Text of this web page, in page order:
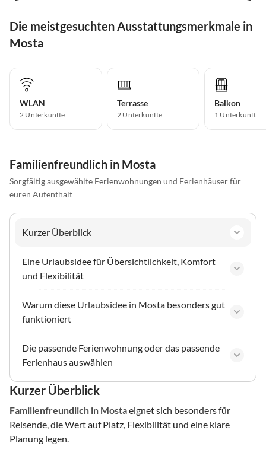
Die meistgesuchten Ausstattungsmerkmale in
Mosta
WLAN
2 Unterkünfte
Terrasse
2 Unterkünfte
Balkon
1 Unterkunft
Familienfreundlich in Mosta
Sorgfältig ausgewählte Ferienwohnungen und Ferienhäuser für
euren Aufenthalt
Kurzer Überblick
Eine Urlaubsidee für Übersichtlichkeit, Komfort
und Flexibilität
Warum diese Urlaubsidee in Mosta besonders gut
funktioniert
Die passende Ferienwohnung oder das passende
Ferienhaus auswählen
Kurzer Überblick
Familienfreundlich in Mostaeignet sich besonders für
Reisende, die Wert auf Platz, Flexibilität und eine klare
Planung legen.